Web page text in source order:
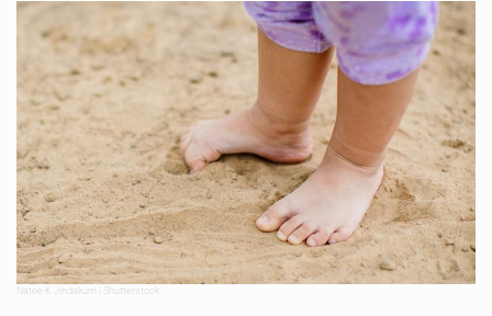
Natee K Jindakum | Shutterstock